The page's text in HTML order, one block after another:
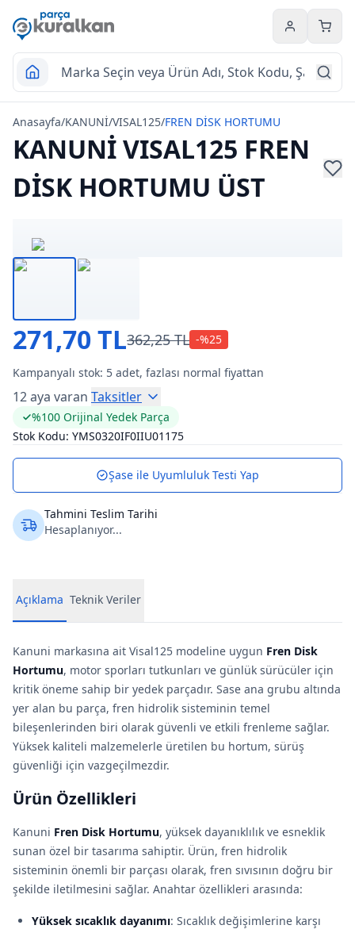
Hesabım
Anasayfa/KANUNİ/VISAL125/FREN DİSK HORTUMU
KANUNİ VISAL125 FREN
DİSK HORTUMU ÜST
271,70 TL362,25 TL -%25
Kampanyalı stok: 5 adet, fazlası normal fiyattan
12 aya varan Taksitler
%100 Orijinal Yedek Parça
Stok Kodu: YMS0320IF0IIU01175
Şase ile Uyumluluk Testi Yap
Tahmini Teslim Tarihi
Hesaplanıyor...
Açıklama Teknik Veriler
Kanuni markasına ait Visal125 modeline uygun Fren Disk
Hortumu, motor sporları tutkunları ve günlük sürücüler için
kritik öneme sahip bir yedek parçadır. Sase ana grubu altında
yer alan bu parça, fren hidrolik sisteminin temel
bileşenlerinden biri olarak güvenli ve etkili frenleme sağlar.
Yüksek kaliteli malzemelerle üretilen bu hortum, sürüş
güvenliği için vazgeçilmezdir.
Ürün Özellikleri
Kanuni Fren Disk Hortumu, yüksek dayanıklılık ve esneklik
sunan özel bir tasarıma sahiptir. Ürün, fren hidrolik
sisteminin önemli bir parçası olarak, fren sıvısının doğru bir
şekilde iletilmesini sağlar. Anahtar özellikleri arasında:
Yüksek sıcaklık dayanımı: Sıcaklık değişimlerine karşı